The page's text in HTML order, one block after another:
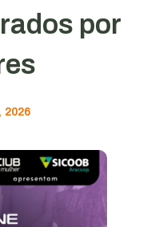
por
2026